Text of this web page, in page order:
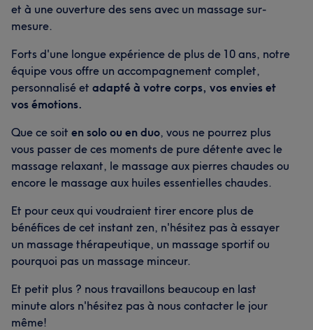
et à une ouverture des sens avec un massage sur-
mesure.
Forts d'une longue expérience de plus de 10 ans, notre
équipe vous offre un accompagnement complet,
personnalisé et adapté à votre corps, vos envies et
vos émotions.
Que ce soit en solo ou en duo, vous ne pourrez plus
vous passer de ces moments de pure détente avec le
massage relaxant, le massage aux pierres chaudes ou
encore le massage aux huiles essentielles chaudes.
Et pour ceux qui voudraient tirer encore plus de
bénéfices de cet instant zen, n'hésitez pas à essayer
un massage thérapeutique, un massage sportif ou
pourquoi pas un massage minceur.
Et petit plus ? nous travaillons beaucoup en last
minute alors n'hésitez pas à nous contacter le jour
même!